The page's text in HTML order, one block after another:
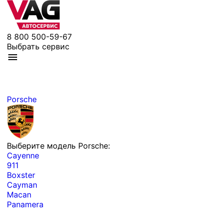
8 800 500-59-67
Выбрать сервис
Porsche
Выберите модель Porsche:
Cayenne
911
Boxster
Cayman
Macan
Panamera